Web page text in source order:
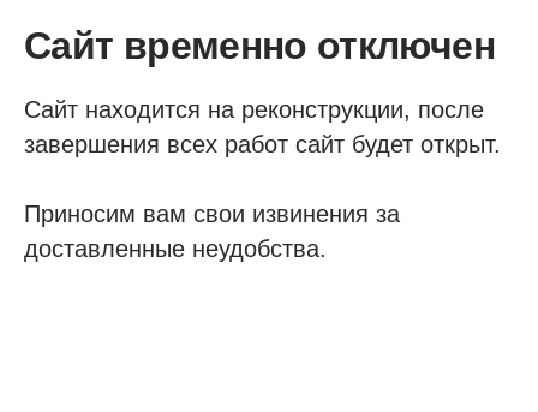
Сайт временно отключен
Сайт находится на реконструкции, после
завершения всех работ сайт будет открыт.
Приносим вам свои извинения за
доставленные неудобства.